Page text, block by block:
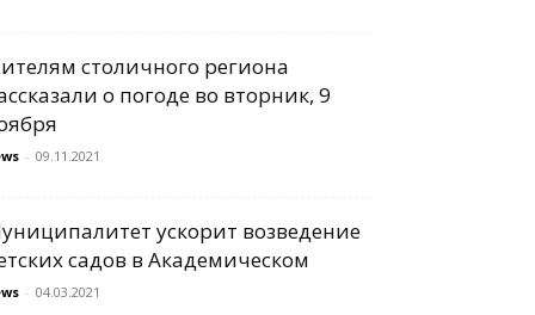
столичного региона
о погоде во вторник, 9
- 09.11.2021
ускорит возведение
садов в Академическом
- 04.03.2021